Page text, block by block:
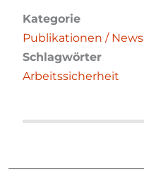
Kategorie
Publikationen / News
Schlagwörter
Arbeitssicherheit